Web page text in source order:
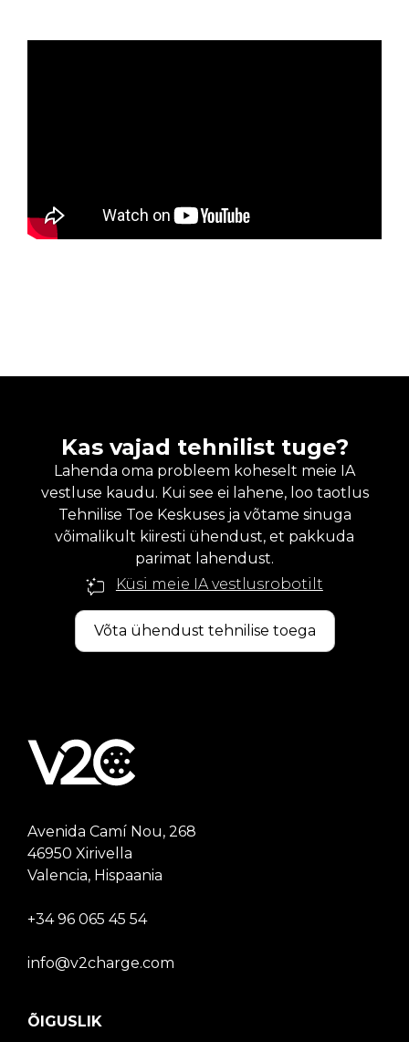
Kas vajad tehnilist tuge?
Lahenda oma probleem koheselt meie IA
vestluse kaudu. Kui see ei lahene, loo taotlus
Tehnilise Toe Keskuses ja võtame sinuga
võimalikult kiiresti ühendust, et pakkuda
parimat lahendust.
Küsi meie IA vestlusrobotilt
Võta ühendust tehnilise toega
Avenida Camí Nou, 268
46950 Xirivella
Valencia, Hispaania
+34 96 065 45 54
info@v2charge.com
ÕIGUSLIK